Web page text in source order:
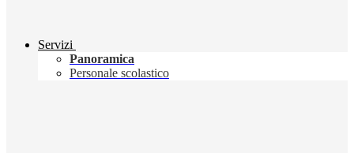
Servizi
Panoramica
Personale scolastico